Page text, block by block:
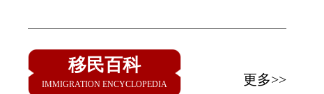
移民百科
IMMIGRATION ENCYCLOPEDIA 更多>>